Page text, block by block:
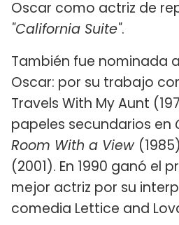
Oscar como actriz de
"California Suite".
También fue nominada
Oscar: por su trabajo
Travels With My Aunt
papeles secundarios en
Room With a View
(2001). En 1990 ganó el
mejor actriz por su
comedia Lettice and